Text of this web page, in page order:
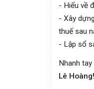
- Hiểu về
- Xây
thuế sau
- Lập sổ
Nhanh
Lê Hoàng!